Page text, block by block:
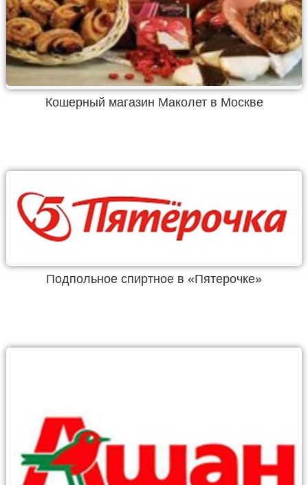
Кошерный магазин Маколет в Москве
Подпольное спиртное в «Пятерочке»